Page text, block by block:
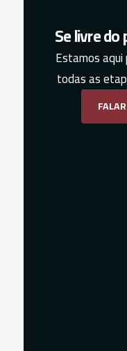
Se livre
Estamos
todas as